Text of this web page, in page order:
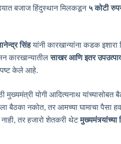
बजाज हिंदुस्थान मिलकडून ५ कोटी
सिंहयांनी कारखान्यांना कडक
कारखान्यातीलसाखर आणि इतर
केले आहे.
मुख्यमंत्री योगी आदित्यनाथ
बैठका नकोत, तर आमच्या घामाचा पैसा
नाही, तर हजारो शेतकरी थेटमुख्यमंत्र्यांच्या